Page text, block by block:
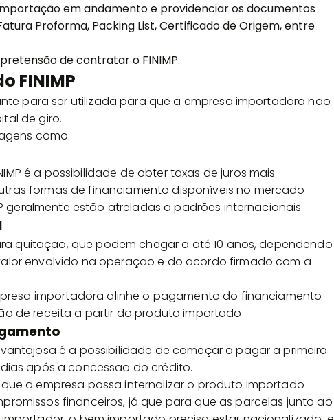
em andamento e providenciar os documentos
Proforma, Packing List, Certificado de Origem, entre
de contratar o FINIMP.
FINIMP
para ser utilizada para que a empresa importadora não
de giro.
como:
é a possibilidade de obter taxas de juros mais
formas de financiamento disponíveis no mercado
geralmente estão atreladas a padrões internacionais.
quitação, que podem chegar a até 10 anos, dependendo
envolvido na operação e do acordo firmado com a
importadora alinhe o pagamento do financiamento
de receita a partir do produto importado.
é a possibilidade de começar a pagar a primeira
após a concessão do crédito.
a empresa possa internalizar o produto importado
financeiros, já que para que as parcelas junto ao